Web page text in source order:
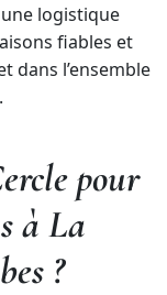
logistique
fiables et
dans l’ensemble
pour
à La
?